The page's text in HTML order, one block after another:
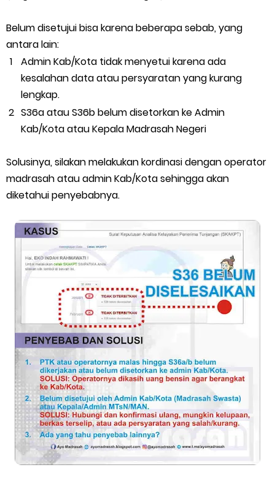
Belum disetujui bisa karena beberapa sebab, yang
antara lain:
Admin Kab/Kota tidak menyetui karena ada
kesalahan data atau persyaratan yang kurang
lengkap.
S36a atau S36b belum disetorkan ke Admin
Kab/Kota atau Kepala Madrasah Negeri
Solusinya, silakan melakukan kordinasi dengan operator
madrasah atau admin Kab/Kota sehingga akan
diketahui penyebabnya.